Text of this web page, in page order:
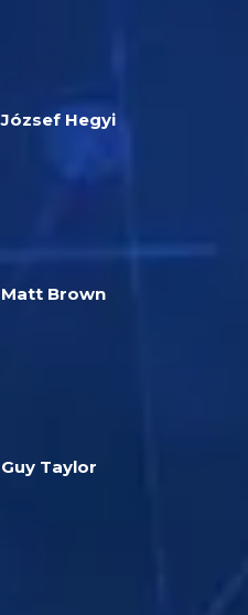
József Hegyi
Matt Brown
Guy Taylor